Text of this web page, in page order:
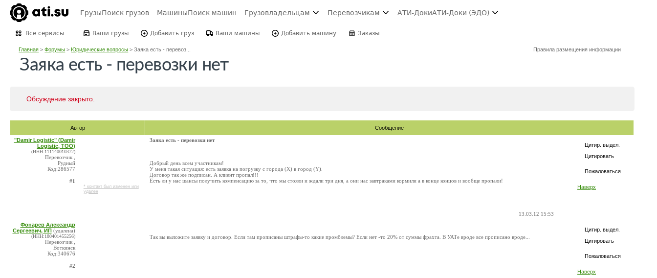
ГрузыПоиск грузов МашиныПоиск машин Грузовладельцам Перевозчикам АТИ-ДокиАТИ-Доки (ЭДО)
Все сервисы Ваши грузы Добавить груз Ваши машины Добавить машину Заказы
Главная >Форумы >Юридические вопросы >Заяка есть - перевоз... Правила размещения информации
Заяка есть - перевозки нет
Обсуждение закрыто.
Автор Сообщение
Цитир. выдел.
Цитировать
Пожаловаться
Наверх
"Damir Logistic" (Damir
Logistic, ТОО)
(ИНН:111140010372)
Перевозчик ,
Рудный
Код:286577
#1
* контакт был изменен или
удален
Заяка есть - перевозки нет
Добрый день всем участникам!
У меня такая ситуация: есть заявка на погрузку с города (X) в город (Y).
Договор так же подписан. А клиент пропал!!!
Есть ли у нас шансы получить компенсацию за то, что мы стояли и ждали три дня, а они нас завтраками кормили а в конце концов и вообще пропали!
13.03.12 15:53
Цитир. выдел.
Цитировать
Пожаловаться
Наверх
Фонарев Александр
Сергеевич, ИП (удалена)
(ИНН:180401455256)
Перевозчик ,
Воткинск
Код:340676
#2
Так вы выложите заявку и договор. Если там прописаны штрафы-то какие промблемы? Если нет -то 20% от суммы фрахта. В УАТе вроде все прописано вроде...